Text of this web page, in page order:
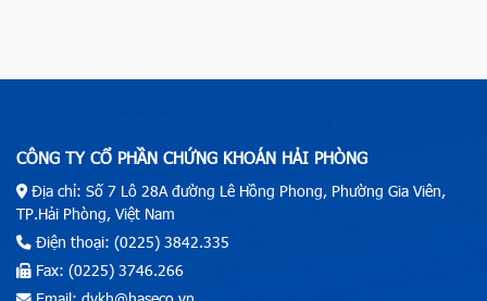
CÔNG TY CỔ PHẦN CHỨNG KHOÁN HẢI PHÒNG
Địa chỉ: Số 7 Lô 28A đường Lê Hồng Phong, Phường Gia Viên,
TP.Hải Phòng, Việt Nam
Điện thoại: (0225) 3842.335
Fax: (0225) 3746.266